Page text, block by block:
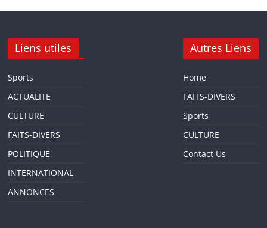
Liens utiles
Sports
ACTUALITE
CULTURE
FAITS-DIVERS
POLITIQUE
INTERNATIONAL
ANNONCES
Autres Liens
Home
FAITS-DIVERS
Sports
CULTURE
Contact Us